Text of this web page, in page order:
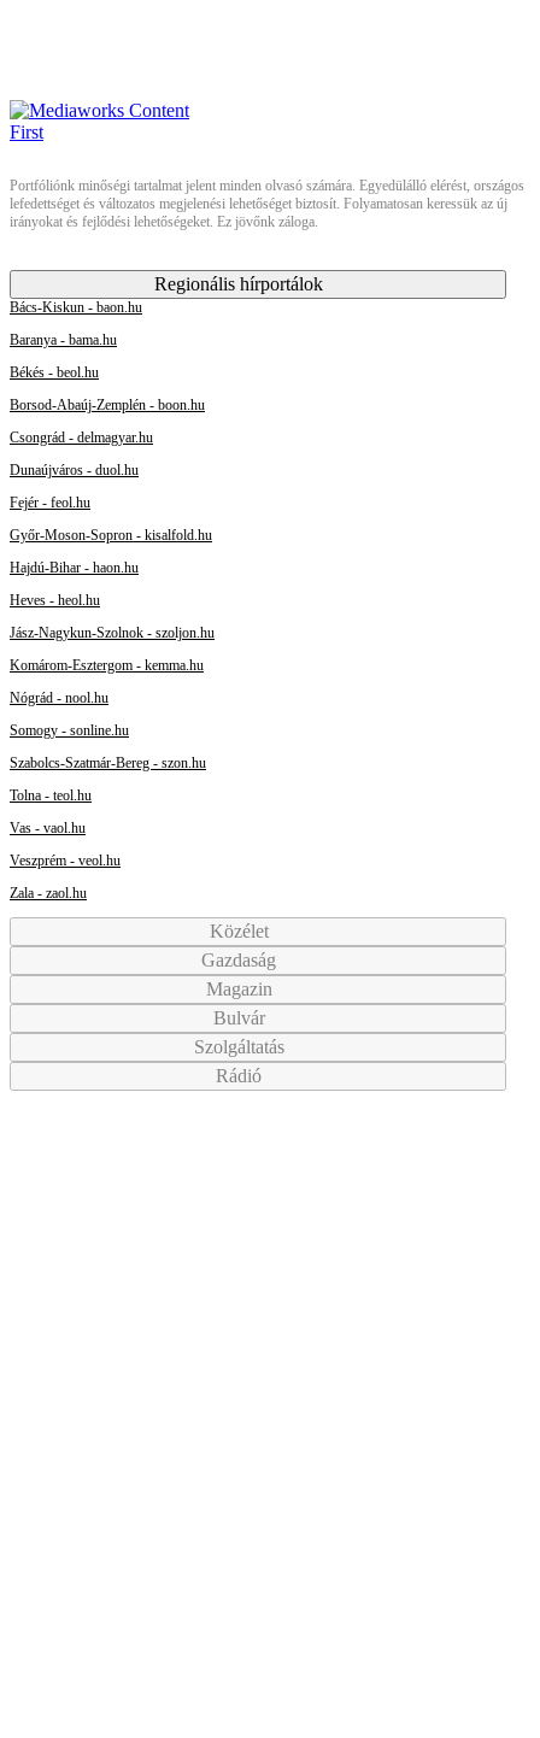
Portfóliónk minőségi tartalmat jelent minden olvasó számára. Egyedülálló elérést, országos
lefedettséget és változatos megjelenési lehetőséget biztosít. Folyamatosan keressük az új
irányokat és fejlődési lehetőségeket. Ez jövőnk záloga.
Regionális hírportálok
Bács-Kiskun - baon.hu
Baranya - bama.hu
Békés - beol.hu
Borsod-Abaúj-Zemplén - boon.hu
Csongrád - delmagyar.hu
Dunaújváros - duol.hu
Fejér - feol.hu
Győr-Moson-Sopron - kisalfold.hu
Hajdú-Bihar - haon.hu
Heves - heol.hu
Jász-Nagykun-Szolnok - szoljon.hu
Komárom-Esztergom - kemma.hu
Nógrád - nool.hu
Somogy - sonline.hu
Szabolcs-Szatmár-Bereg - szon.hu
Tolna - teol.hu
Vas - vaol.hu
Veszprém - veol.hu
Zala - zaol.hu
Közélet
Gazdaság
Magazin
Bulvár
Szolgáltatás
Rádió